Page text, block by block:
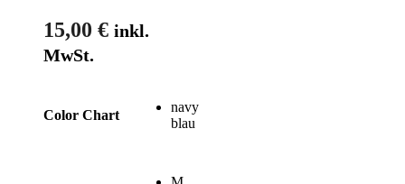
15,00 € inkl.
MwSt.
Color Chart
navy
blau